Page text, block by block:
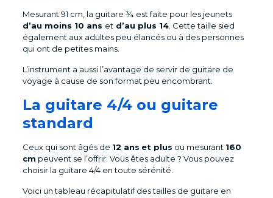
Mesurant 91 cm, la guitare ¾ est faite pour les jeunets
d’au moins 10 ans et d’au plus 14. Cette taille sied
également aux adultes peu élancés ou à des personnes
qui ont de petites mains.
L’instrument a aussi l’avantage de servir de guitare de
voyage à cause de son format peu encombrant.
La guitare 4/4 ou guitare
standard
Ceux qui sont âgés de 12 ans et plus ou mesurant 160
cm peuvent se l’offrir. Vous êtes adulte ? Vous pouvez
choisir la guitare 4/4 en toute sérénité.
Voici un tableau récapitulatif des tailles de guitare en